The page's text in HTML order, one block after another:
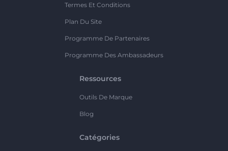
Termes Et Conditions
Plan Du Site
Programme De Partenaires
Programme Des Ambassadeurs
Ressources
Outils De Marque
Blog
Catégories